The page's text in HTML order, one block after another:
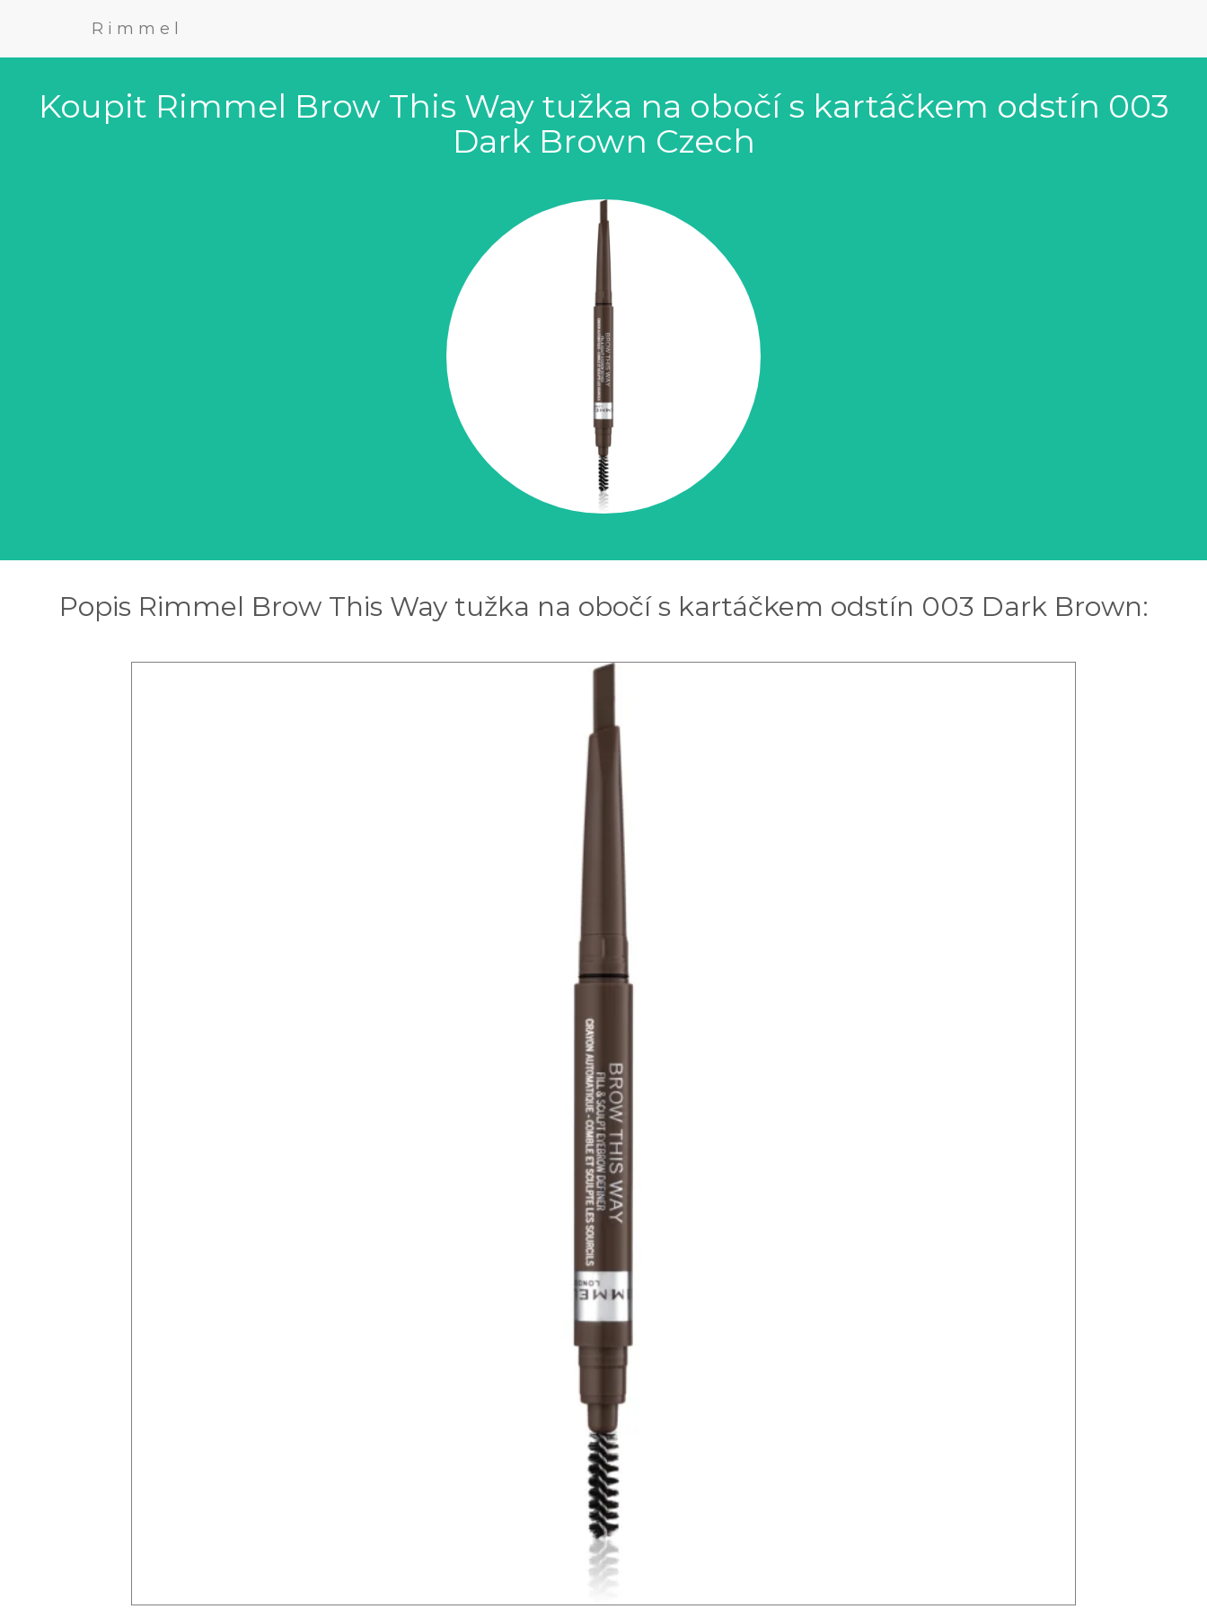
Rimmel
Koupit Rimmel Brow This Way tužka na obočí s kartáčkem odstín 003
Dark Brown Czech
Popis Rimmel Brow This Way tužka na obočí s kartáčkem odstín 003 Dark Brown: